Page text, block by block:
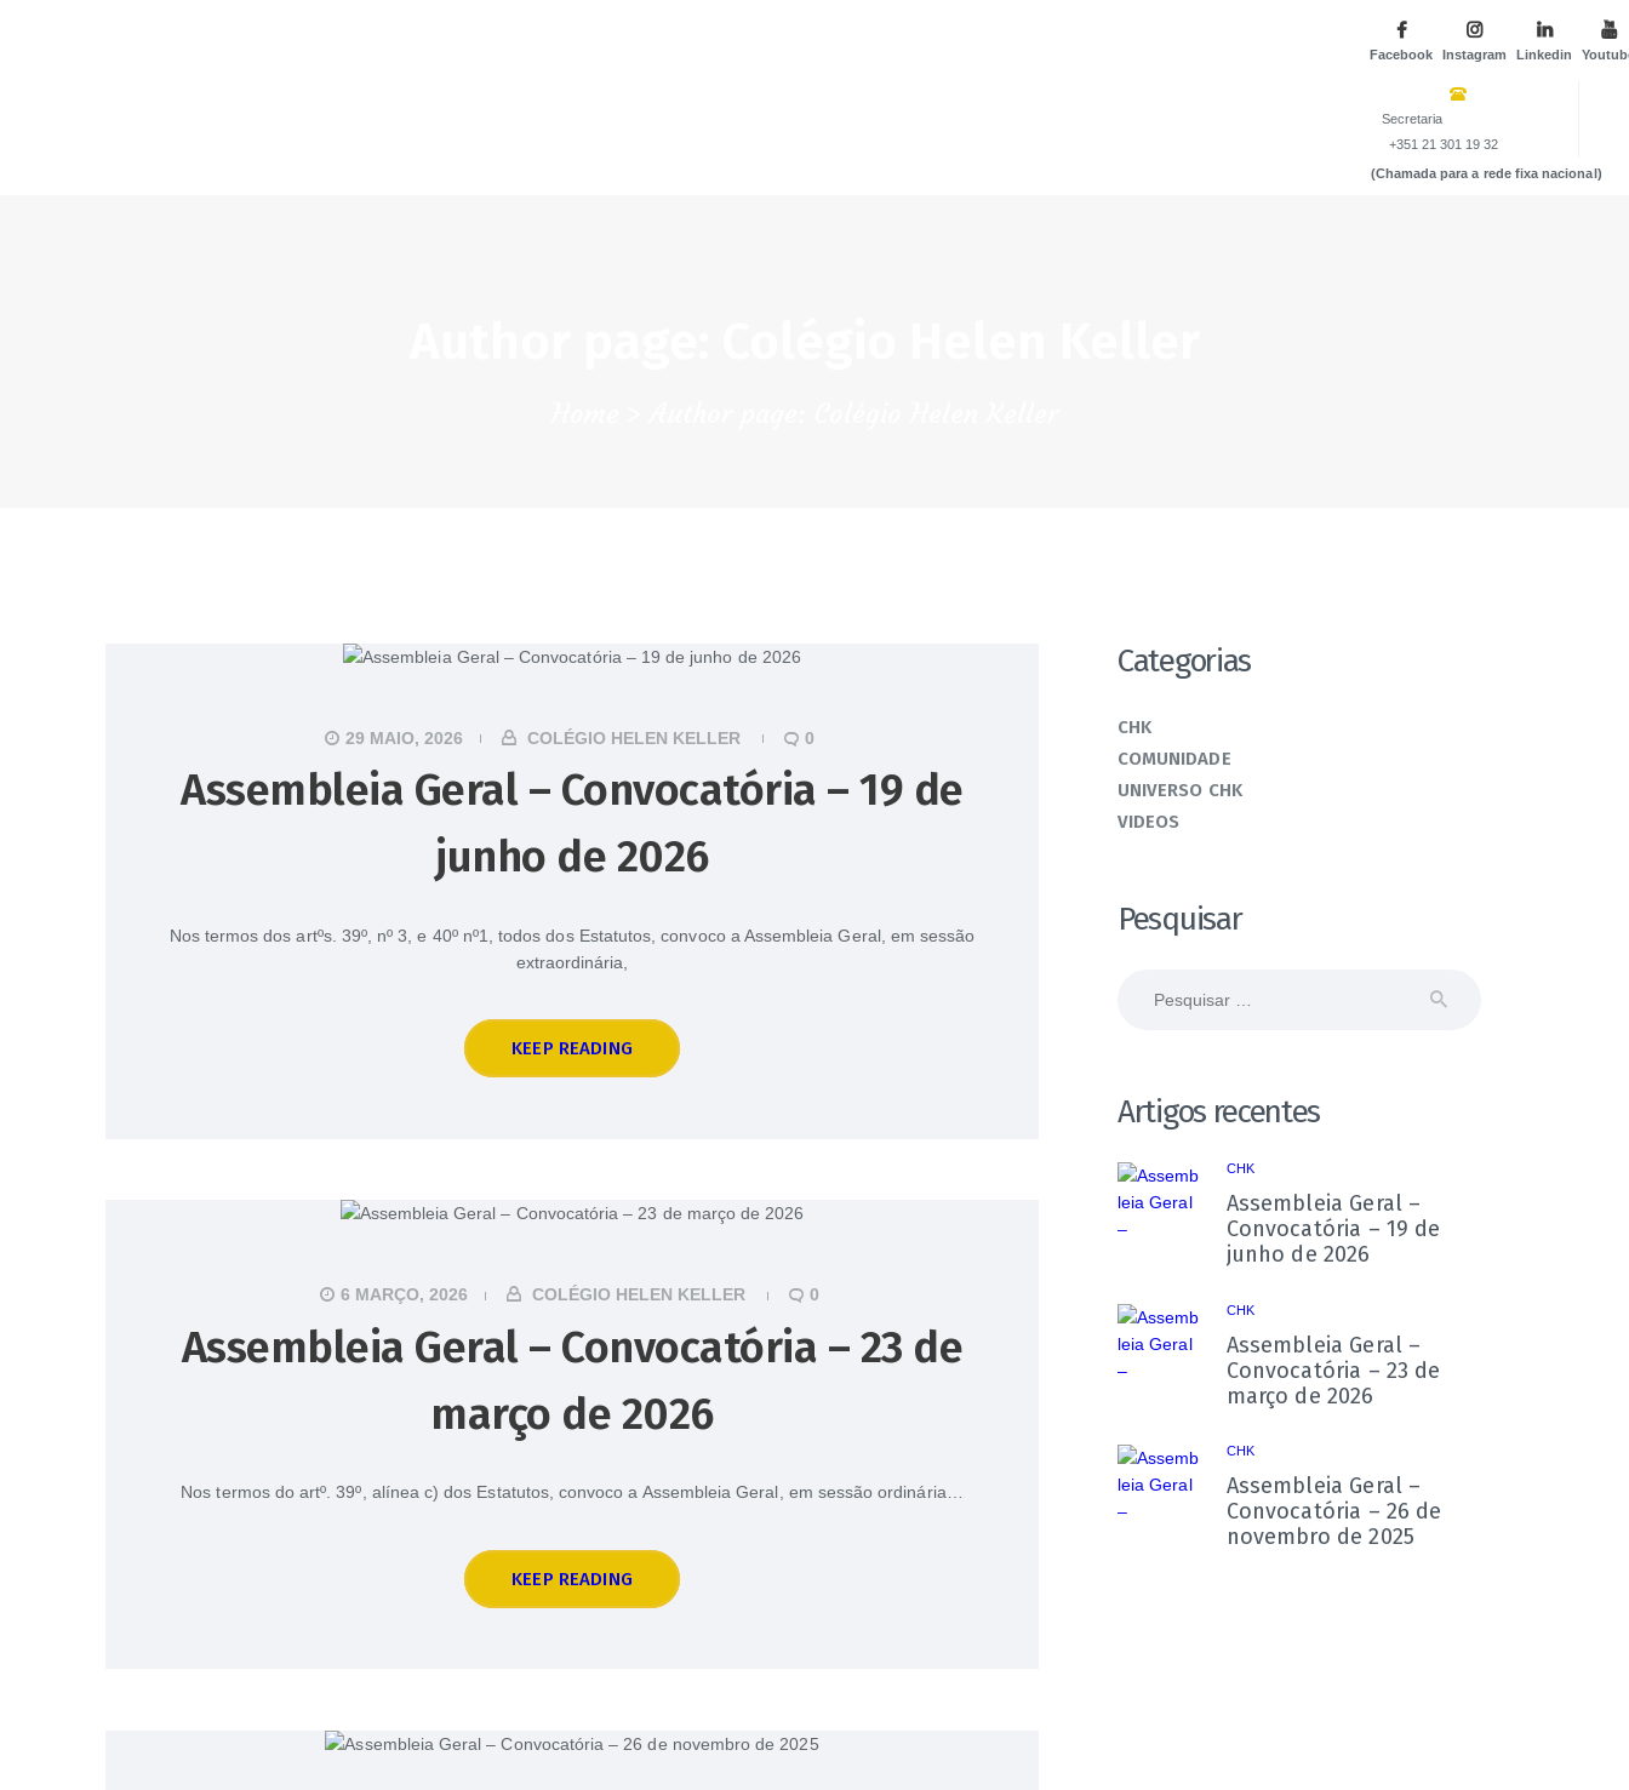
Facebook Instagram Linkedin
Secretaria
+351 21 301 19 32
(Chamada para a rede fixa nacional)
29 MAIO, 2026 COLÉGIO HELEN KELLER 0
Assembleia Geral – Convocatória – 19 de
junho de 2026
Nos termos dos artºs. 39º, nº 3, e 40º nº1, todos dos Estatutos, convoco a Assembleia Geral, em sessão
extraordinária,
KEEP READING
6 MARÇO, 2026 COLÉGIO HELEN KELLER 0
Assembleia Geral – Convocatória – 23 de
março de 2026
Nos termos do artº. 39º, alínea c) dos Estatutos, convoco a Assembleia Geral, em sessão ordinária…
KEEP READING
Categorias
CHK
COMUNIDADE
UNIVERSO CHK
VIDEOS
Pesquisar
Artigos recentes
CHK
Assembleia Geral –
Convocatória – 19 de
junho de 2026
CHK
Assembleia Geral –
Convocatória – 23 de
março de 2026
CHK
Assembleia Geral –
Convocatória – 26 de
novembro de 2025